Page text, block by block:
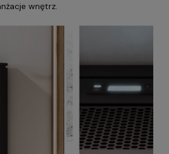
wnętrz.